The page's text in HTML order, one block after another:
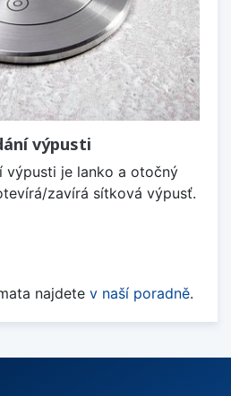
výpusti
výpusti je lanko a otočný
zavírá sítková výpusť.
najdete v naší poradně.